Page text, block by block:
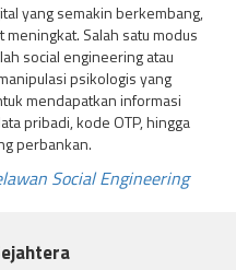
yang semakin berkembang,
Salah satu modus
social engineering atau
psikologis yang
mendapatkan informasi
pribadi, kode OTP, hingga
perbankan.
Social Engineering